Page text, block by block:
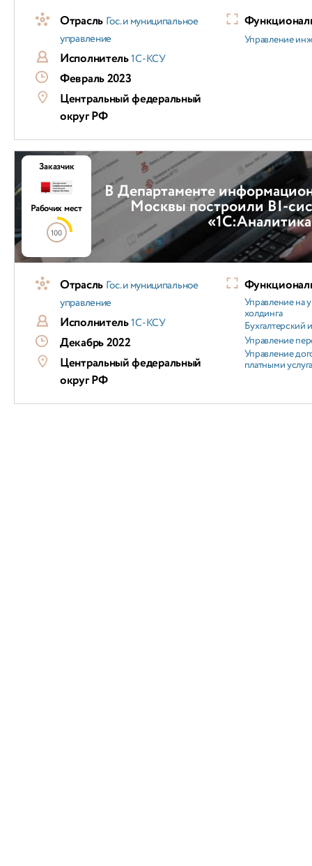
Отрасль Гос. и муниципальное
управление
Исполнитель1С-КСУ
Февраль 2023
Центральный федеральный
округ РФ
Управление
В Департаменте
Москвы построили BI-
Заказчик
Рабочих мест
100
Отрасль Гос. и муниципальное
управление
Исполнитель1С-КСУ
Декабрь 2022
Центральный федеральный
округ РФ
Управление на
холдинга
Бухгалтерский
Управление
Управление
платными